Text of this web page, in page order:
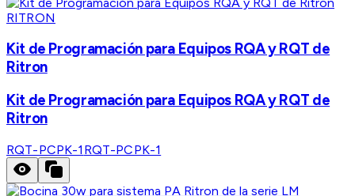
RITRON
Kit de Programación para Equipos RQA y RQT de
Ritron
Kit de Programación para Equipos RQA y RQT de
Ritron
RQT-PCPK-1 RQT-PCPK-1